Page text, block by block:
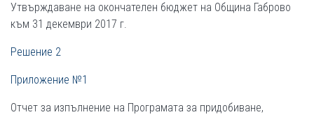
Утвърждаване на окончателен бюджет на Община Габрово
към 31 декември 2017 г.
Решение 2
Приложение №1
Отчет за изпълнение на Програмата за придобиване,